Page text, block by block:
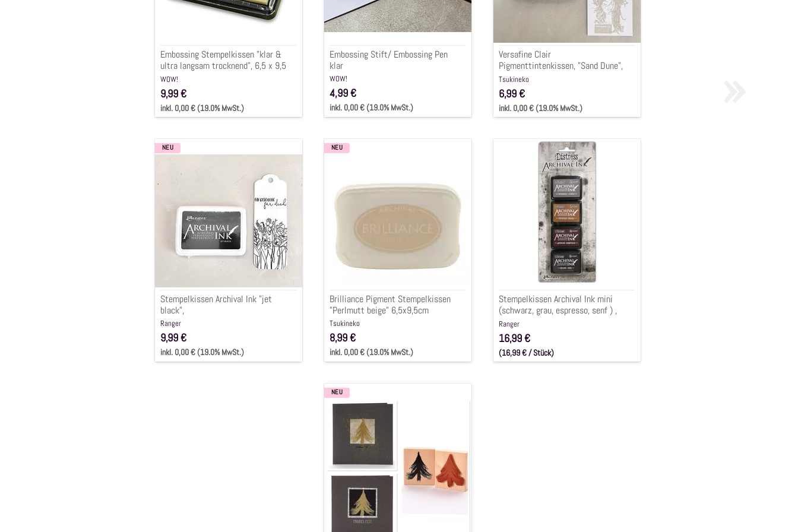
6,5
Embossing Stempelkissen "klar &
ultra langsam trocknend", 6,5 x 9,5
cm
WOW!
9,99 €
inkl. 0,00 € (19.0% MwSt.)
Embossing Stift/ Embossing Pen
klar
WOW!
4,99 €
inkl. 0,00 € (19.0% MwSt.)
Versafine Clair
Pigmenttintenkissen, "Sand Dune",
3,5x7,5cm,
Tsukineko
6,99 €
inkl. 0,00 € (19.0% MwSt.)
Stempelkissen
black",
NEU
Stempelkissen Archival Ink "jet
black",
Ranger
9,99 €
inkl. 0,00 € (19.0% MwSt.)
Brilliance
"Perlmutt
6,5x9,5cm
NEU
Brilliance Pigment Stempelkissen
"Perlmutt beige" 6,5x9,5cm
Tsukineko
8,99 €
inkl. 0,00 € (19.0% MwSt.)
Stempelkissen
tlg.
Stempelkissen Archival Ink mini
(schwarz, grau, espresso, senf ) ,
4-tlg.
Ranger
16,99 €
(16,99 € / Stück)
Holzstempel
"Tannenbaum
Pinselstrich",
7x8cm
NEU